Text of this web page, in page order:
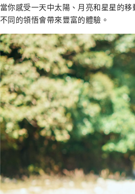
當你感受一天中太陽、月亮和星星的
不同的領悟會帶來豐富的體驗。